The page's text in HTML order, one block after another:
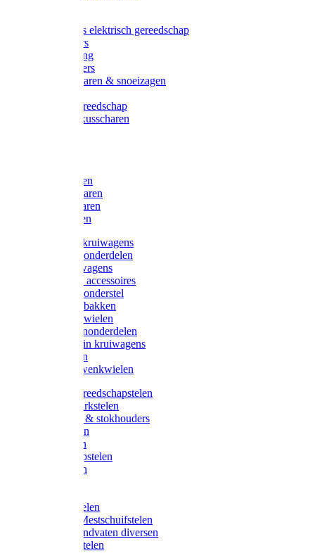
Accessoires elektrisch gereedschap
Grasmaaiers
Tuinreiniging
Robotmaaiers
Heggenscharen & snoeizagen
Klussen gereedschap
Gras & buxusscharen
Snoeischaren
Heggenscharen
Takkenscharen
Snoeimessen
Landbouwkruiwagens
Kruiwagenonderdelen
Bouwkruiwagens
Kruiwagen accessoires
Kruiwagenonderstel
Kruiwagenbakken
Kruiwagenwielen
Steekwagenonderdelen
Huis en Tuin kruiwagens
Steekwagen
Bok- en Zwenkwielen
Overige gereedschapstelen
Bezem-/Harkstelen
Handvaten & stokhouders
Hamerstelen
Spadestelen
Graanschopstelen
Schopstelen
Gardena stelen
Sneeuw- /Mestschuifstelen
Stelen / Handvaten diversen
Telescoopstelen